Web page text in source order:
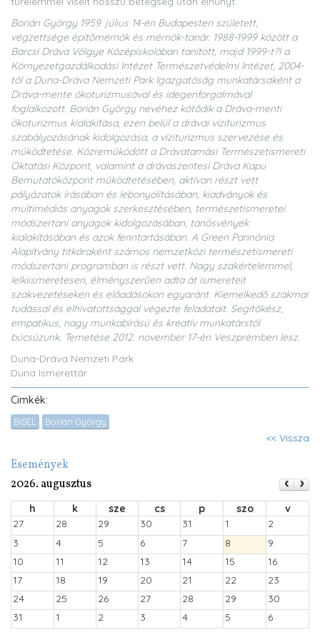
Borián György 1959. július 14-én Budapesten született,
végzettsége építőmérnök és mérnök-tanár. 1988-1999 között a
Barcsi Dráva Völgye Középiskolában tanított, majd 1999-t?l a
Környezetgazdálkodási Intézet Természetvédelmi Intézet, 2004-
től a Duna-Dráva Nemzeti Park Igazgatóság munkatársaként a
Dráva-mente ökoturizmusával és idegenforgalmával
foglalkozott. Borián György nevéhez kötődik a Dráva-menti
ökoturizmus kialakítása, ezen belül a drávai víziturizmus
szabályozásának kidolgozása, a víziturizmus szervezése és
működtetése. Közreműködött a Drávatamási Természetismereti
Oktatási Központ, valamint a drávaszentesi Dráva Kapu
Bemutatóközpont működtetésében, aktívan részt vett
pályázatok írásában és lebonyolításában, kiadványok és
multimédiás anyagok szerkesztésében, természetismeretei
módszertani anyagok kidolgozásában, tanösvények
kialakításában és azok fenntartásában. A Green Pannónia
Alapítvány titkáraként számos nemzetközi természetismereti
módszertani programban is részt vett. Nagy szakértelemmel,
lelkiismeretesen, élményszerűen adta át ismereteit
szakvezetéseken és előadásokon egyaránt. Kiemelkedő szakmai
tudással és elhivatottsággal végezte feladatait. Segítőkész,
empatikus, nagy munkabírású és kreatív munkatárstól
búcsúzunk. Temetése 2012. november 17-én Veszprémben lesz.
Duna-Dráva Nemzeti Park
Duna Ismerettár
Cimkék:
BISEL Borián György
<< Vissza
Események
2026. augusztus
h k sze cs p szo
v
27
28 29 30 31 1
2
3
4 5 6 7 8
9
10
11 12 13 14 15
16
17
18 19 20 21 22
23
24
25 26 27 28 29
30
31
1 2 3 4 5 6